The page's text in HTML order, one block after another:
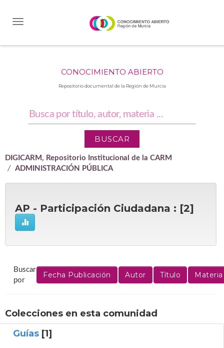
CONOCIMIENTO ABIERTO
Repositorio documental de la Región de Murcia
DIGICARM, Repositorio Institucional de la CARM
ADMINISTRACIÓN PÚBLICA
AP - Participación Ciudadana : [2]
Buscar
por
Colecciones en esta comunidad
Guías [1]